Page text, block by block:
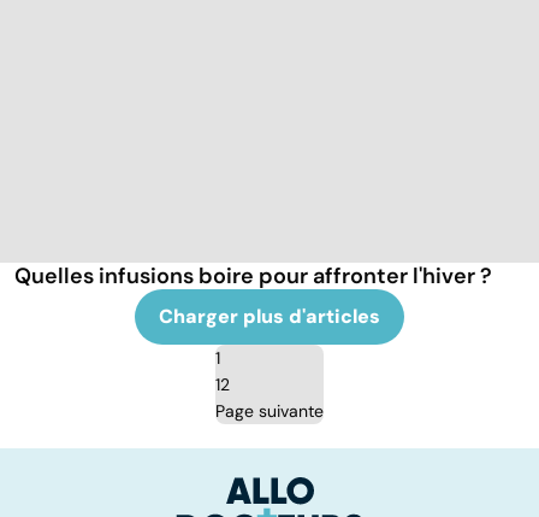
Quelles infusions boire pour affronter l'hiver ?
Charger plus d'articles
1
12
Page suivante